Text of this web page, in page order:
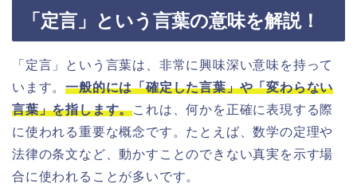
「定言」という言葉の意味を解説！
「定言」という言葉は、非常に興味深い意味を持って
います。一般的には「確定した言葉」や「変わらない
言葉」を指します。これは、何かを正確に表現する際
に使われる重要な概念です。たとえば、数学の定理や
法律の条文など、動かすことのできない真実を示す場
合に使われることが多いです。